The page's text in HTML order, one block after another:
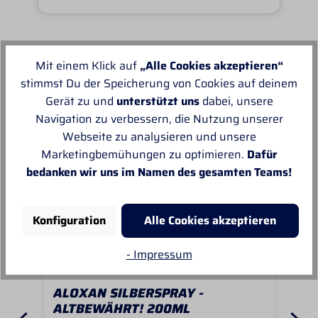
Unsere Empfehlungen
ALOXAN SILBERSPRAY -
ALTBEWÄHRT! 200ML
Mit einem Klick auf „Alle Cookies akzeptieren“
stimmst Du der Speicherung von Cookies auf deinem
Gerät zu und unterstützt unsdabei, unsere
Navigation zu verbessern, die Nutzung unserer
Webseite zu analysieren und unsere
Marketingbemühungen zu optimieren. Dafür
bedanken wir uns im Namen des gesamten Teams!
Konfiguration
Alle Cookies akzeptieren
- Impressum